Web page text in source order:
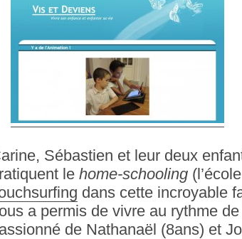
Sébastien et leur deux
lehome-schooling
dans cette incroyable
a permis de vivre au rythme
de Nathanaël (8ans) et